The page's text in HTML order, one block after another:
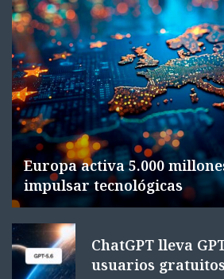
Europa activa 5.000
impulsar tecnológicas
ChatGPT lleva
usuarios